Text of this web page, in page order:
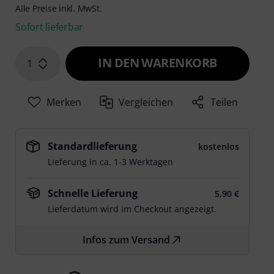
Alle Preise inkl. MwSt.
Sofort lieferbar
1 IN DEN WARENKORB
Merken Vergleichen Teilen
Standardlieferung
kostenlos
Lieferung in ca. 1-3 Werktagen
Schnelle Lieferung
5,90 €
Lieferdatum wird im Checkout angezeigt.
Infos zum Versand